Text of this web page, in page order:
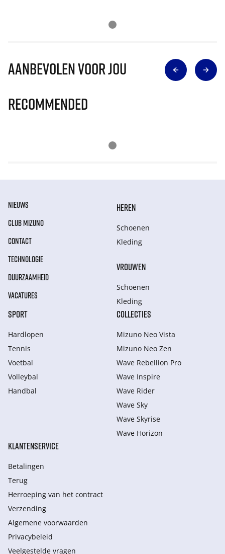
Aanbevolen voor jou
Recommended
NIEUWS
CLUB MIZUNO
CONTACT
TECHNOLOGIE
DUURZAAMHEID
VACATURES
HEREN
Schoenen
Kleding
VROUWEN
Schoenen
Kleding
SPORT
Hardlopen
Tennis
Voetbal
Volleybal
Handbal
COLLECTIES
Mizuno Neo Vista
Mizuno Neo Zen
Wave Rebellion Pro
Wave Inspire
Wave Rider
Wave Sky
Wave Skyrise
Wave Horizon
KLANTENSERVICE
Betalingen
Terug
Herroeping van het contract
Verzending
Algemene voorwaarden
Privacybeleid
Veelgestelde vragen